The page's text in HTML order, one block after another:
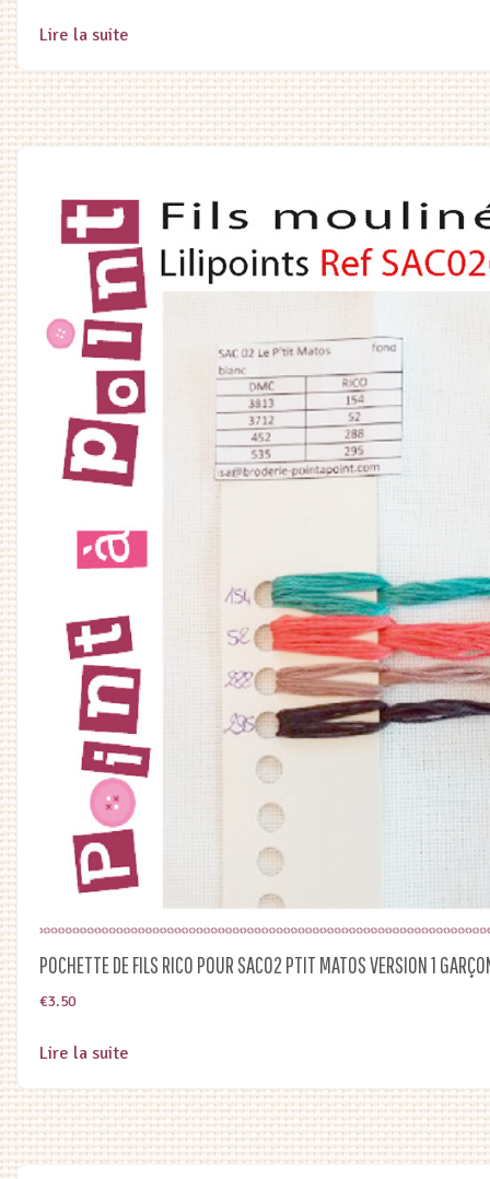
Lire la suite
POCHETTE DE FILS RICO POUR SAC02 PTIT MATOS VERSION 1
€3.50
Lire la suite